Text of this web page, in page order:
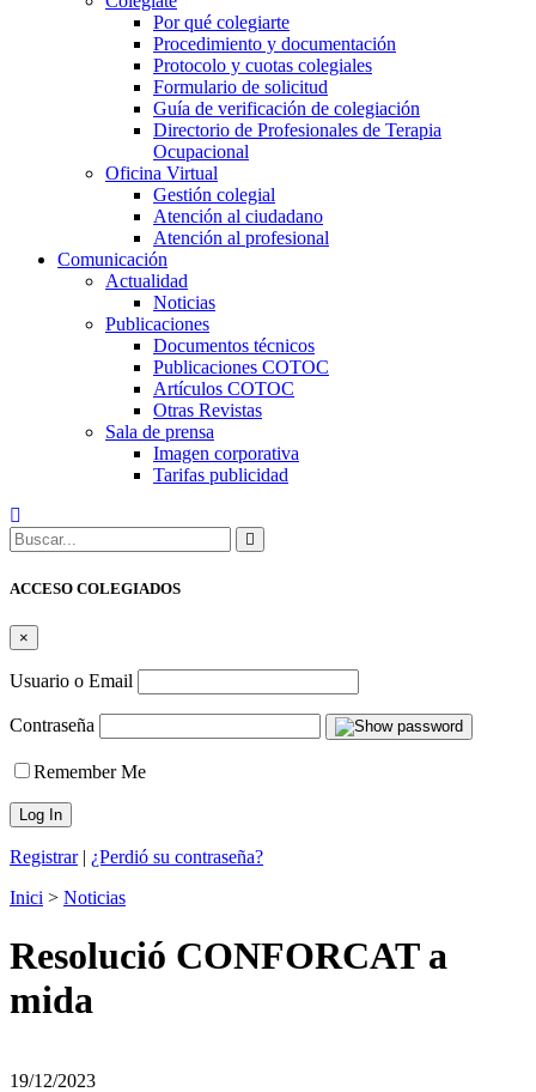
Por qué colegiarte
Procedimiento y documentación
Protocolo y cuotas colegiales
Formulario de solicitud
Guía de verificación de colegiación
Directorio de Profesionales de Terapia
Ocupacional
Oficina Virtual
Gestión colegial
Atención al ciudadano
Atención al profesional
Comunicación
Actualidad
Noticias
Publicaciones
Documentos técnicos
Publicaciones COTOC
Artículos COTOC
Otras Revistas
Sala de prensa
Imagen corporativa
Tarifas publicidad
Buscar:
ACCESO COLEGIADOS
×
Usuario o Email
Contraseña
Remember Me
Registrar| ¿Perdió su contraseña?
Inici > Noticias
Resolució CONFORCAT a
mida
19/12/2023